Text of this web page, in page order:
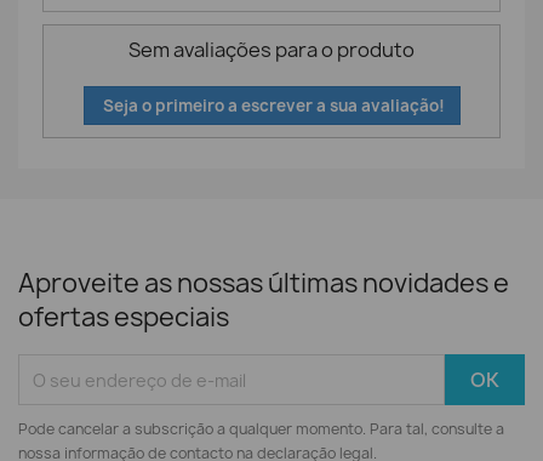
Sem avaliações para o produto
Seja o primeiro a escrever a sua avaliação!
Aproveite as nossas últimas novidades e
ofertas especiais
Pode cancelar a subscrição a qualquer momento. Para tal, consulte a
nossa informação de contacto na declaração legal.